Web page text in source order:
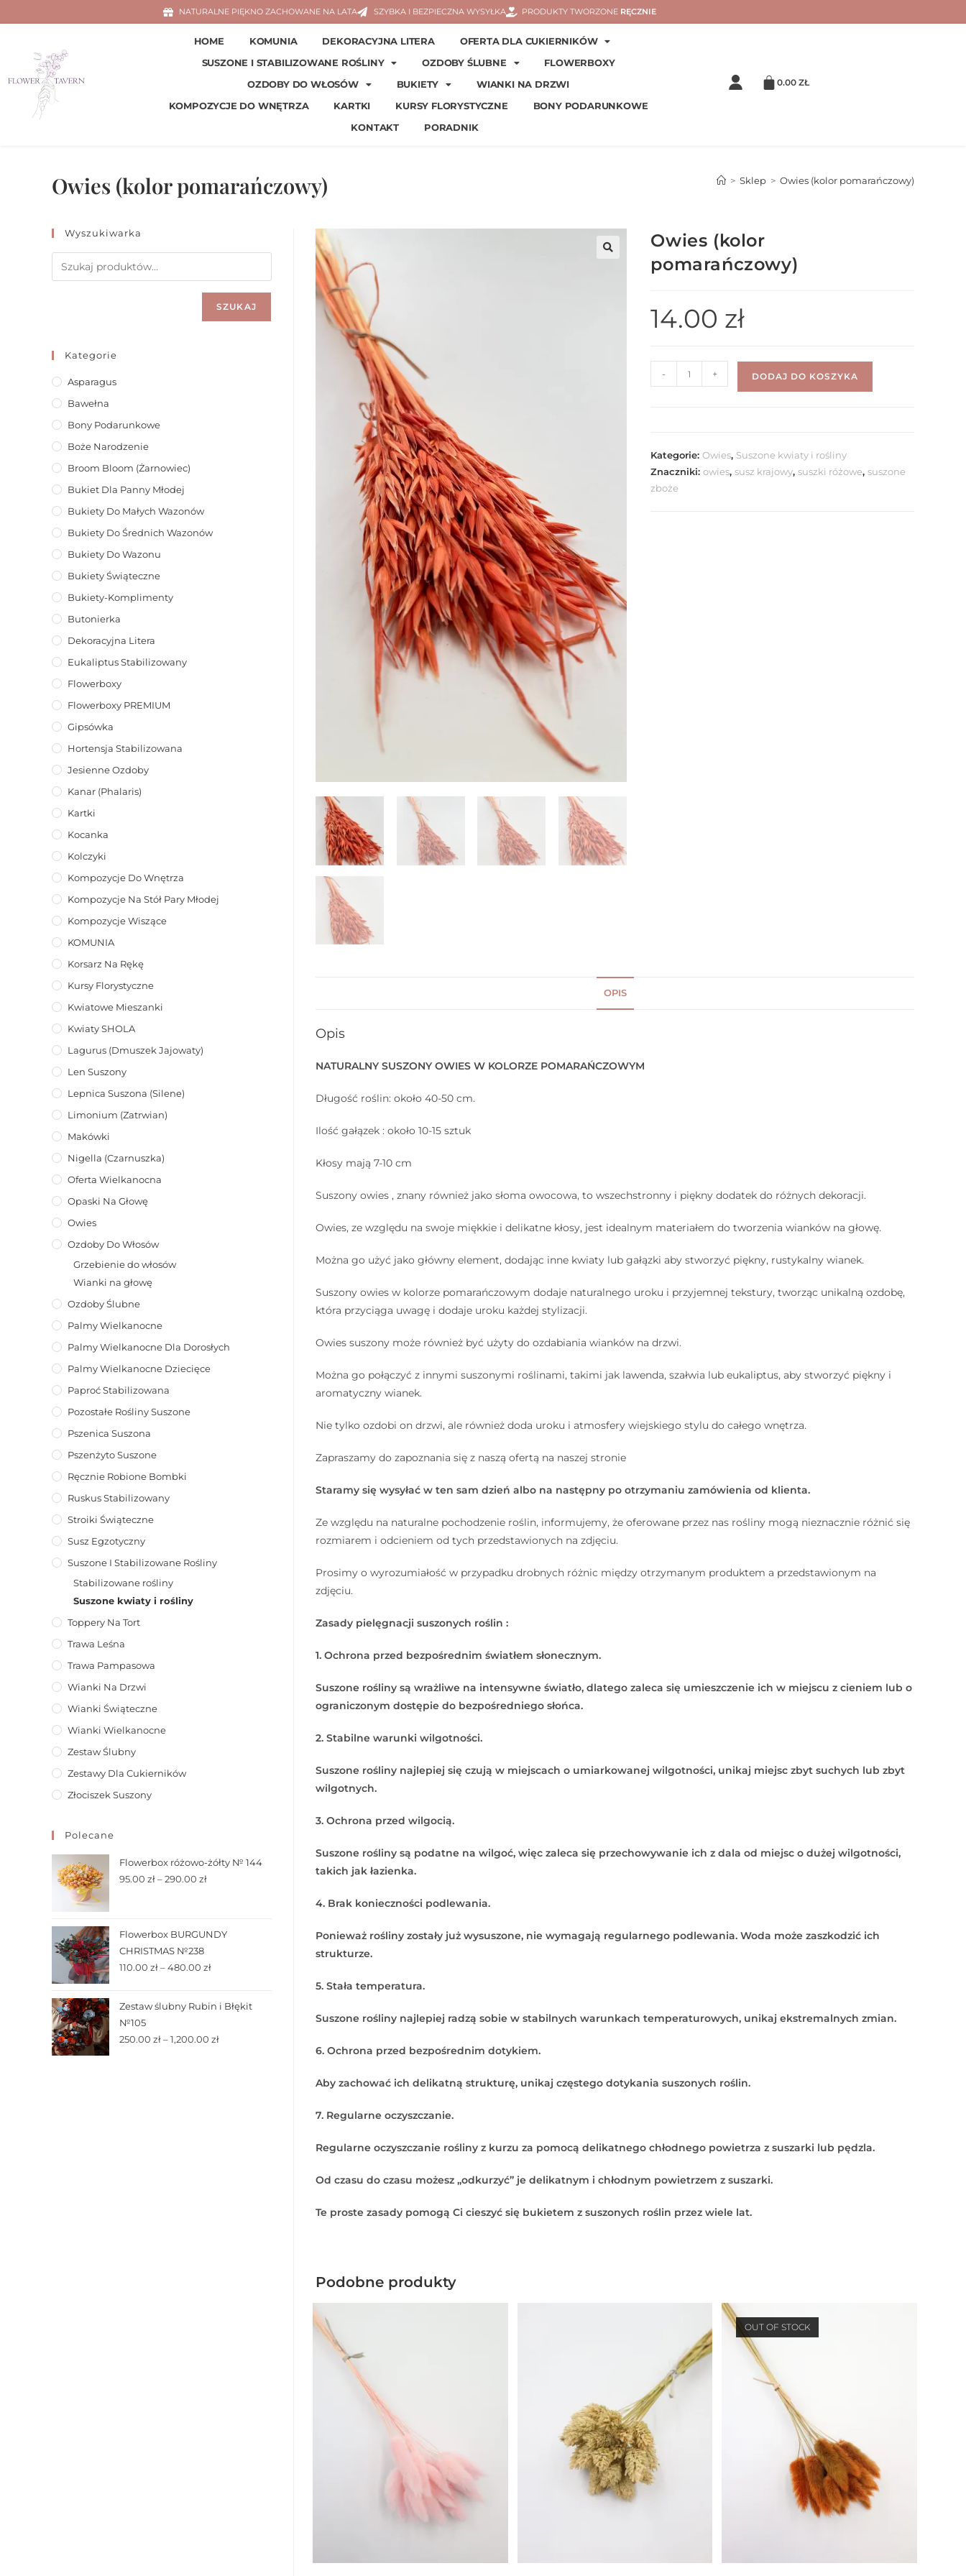
NATURALNE PIĘKNO ZACHOWANE NA LATA SZYBKA I BEZPIECZNA WYSYŁKA PRODUKTY TWORZONE RĘCZNIE
HOME KOMUNIA DEKORACYJNA LITERA
OFERTA DLA CUKIERNIKÓW
SUSZONE I STABILIZOWANE ROŚLINY
OZDOBY ŚLUBNE
FLOWERBOXY
OZDOBY DO WŁOSÓW
BUKIETY
WIANKI NA DRZWI
KOMPOZYCJE DO WNĘTRZA
KARTKI KURSY FLORYSTYCZNE
BONY PODARUNKOWE
KONTAKT
PORADNIK
0.00ZŁ
Owies (kolor pomarańczowy) > Sklep > Owies (kolor pomarańczowy)
Owies (kolor
pomarańczowy)
14.00 zł
- + DODAJ DO KOSZYKA
Kategorie:Owies, Suszone kwiaty i rośliny
Znaczniki:owies,susz krajowy,suszki różowe,suszone
zboże
OPIS
Opis
NATURALNY SUSZONY OWIES W KOLORZE POMARAŃCZOWYM
Długość roślin: około 40-50 cm.
Ilość gałązek : około 10-15 sztuk
Kłosy mają 7-10 cm
Suszony owies , znany również jako słoma owocowa, to wszechstronny i piękny dodatek do różnych dekoracji.
Owies, ze względu na swoje miękkie i delikatne kłosy, jest idealnym materiałem do tworzenia wianków na głowę.
Można go użyć jako główny element, dodając inne kwiaty lub gałązki aby stworzyć piękny, rustykalny wianek.
Suszony owies w kolorze pomarańczowym dodaje naturalnego uroku i przyjemnej tekstury, tworząc unikalną ozdobę,
która przyciąga uwagę i dodaje uroku każdej stylizacji.
Owies suszony może również być użyty do ozdabiania wianków na drzwi.
Można go połączyć z innymi suszonymi roślinami, takimi jak lawenda, szałwia lub eukaliptus, aby stworzyć piękny i
aromatyczny wianek.
Nie tylko ozdobi on drzwi, ale również doda uroku i atmosfery wiejskiego stylu do całego wnętrza.
Zapraszamy do zapoznania się z naszą ofertą na naszej stronie
Staramy się wysyłać w ten sam dzień albo na następny po otrzymaniu zamówienia od klienta.
Ze względu na naturalne pochodzenie roślin, informujemy, że oferowane przez nas rośliny mogą nieznacznie różnić się
rozmiarem i odcieniem od tych przedstawionych na zdjęciu.
Prosimy o wyrozumiałość w przypadku drobnych różnic między otrzymanym produktem a przedstawionym na
zdjęciu.
Zasady pielęgnacji suszonych roślin :
1. Ochrona przed bezpośrednim światłem słonecznym.
Suszone rośliny są wrażliwe na intensywne światło, dlatego zaleca się umieszczenie ich w miejscu z cieniem lub o
ograniczonym dostępie do bezpośredniego słońca.
2. Stabilne warunki wilgotności.
Suszone rośliny najlepiej się czują w miejscach o umiarkowanej wilgotności, unikaj miejsc zbyt suchych lub zbyt
wilgotnych.
3. Ochrona przed wilgocią.
Suszone rośliny są podatne na wilgoć, więc zaleca się przechowywanie ich z dala od miejsc o dużej wilgotności,
takich jak łazienka.
4. Brak konieczności podlewania.
Ponieważ rośliny zostały już wysuszone, nie wymagają regularnego podlewania. Woda może zaszkodzić ich
strukturze.
5. Stała temperatura.
Suszone rośliny najlepiej radzą sobie w stabilnych warunkach temperaturowych, unikaj ekstremalnych zmian.
6. Ochrona przed bezpośrednim dotykiem.
Aby zachować ich delikatną strukturę, unikaj częstego dotykania suszonych roślin.
7. Regularne oczyszczanie.
Regularne oczyszczanie rośliny z kurzu za pomocą delikatnego chłodnego powietrza z suszarki lub pędzla.
Od czasu do czasu możesz „odkurzyć” je delikatnym i chłodnym powietrzem z suszarki.
Te proste zasady pomogą Ci cieszyć się bukietem z suszonych roślin przez wiele lat.
Podobne produkty
OUT OF STOCK
Wyszukiwarka
SZUKAJ
Kategorie
Asparagus
Bawełna
Bony Podarunkowe
Boże Narodzenie
Broom Bloom (żarnowiec)
Bukiet Dla Panny Młodej
Bukiety Do Małych Wazonów
Bukiety Do Średnich Wazonów
Bukiety Do Wazonu
Bukiety Świąteczne
Bukiety-Komplimenty
Butonierka
Dekoracyjna Litera
Eukaliptus Stabilizowany
Flowerboxy
Flowerboxy PREMIUM
Gipsówka
Hortensja Stabilizowana
Jesienne Ozdoby
Kanar (phalaris)
Kartki
Kocanka
Kolczyki
Kompozycje Do Wnętrza
Kompozycje Na Stół Pary Młodej
Kompozycje Wiszące
KOMUNIA
Korsarz Na Rękę
Kursy Florystyczne
Kwiatowe Mieszanki
Kwiaty SHOLA
Lagurus (dmuszek Jajowaty)
Len Suszony
Lepnica Suszona (Silene)
Limonium (zatrwian)
Makówki
Nigella (Czarnuszka)
Oferta Wielkanocna
Opaski Na Głowę
Owies
Ozdoby Do Włosów
Grzebienie do włosów
Wianki na głowę
Ozdoby Ślubne
Palmy Wielkanocne
Palmy Wielkanocne Dla Dorosłych
Palmy Wielkanocne Dziecięce
Paproć Stabilizowana
Pozostałe Rośliny Suszone
Pszenica Suszona
Pszenżyto Suszone
Ręcznie Robione Bombki
Ruskus Stabilizowany
Stroiki Świąteczne
Susz Egzotyczny
Suszone I Stabilizowane Rośliny
Stabilizowane rośliny
Suszone kwiaty i rośliny
Toppery Na Tort
Trawa Leśna
Trawa Pampasowa
Wianki Na Drzwi
Wianki Świąteczne
Wianki Wielkanocne
Zestaw Ślubny
Zestawy Dla Cukierników
Złociszek Suszony
Polecane
Flowerbox różowo-żółty № 144
95.00 zł–290.00 zł
Flowerbox BURGUNDY
CHRISTMAS №238
110.00 zł–480.00 zł
Zestaw ślubny Rubin i Błękit
№105
250.00 zł–1,200.00 zł